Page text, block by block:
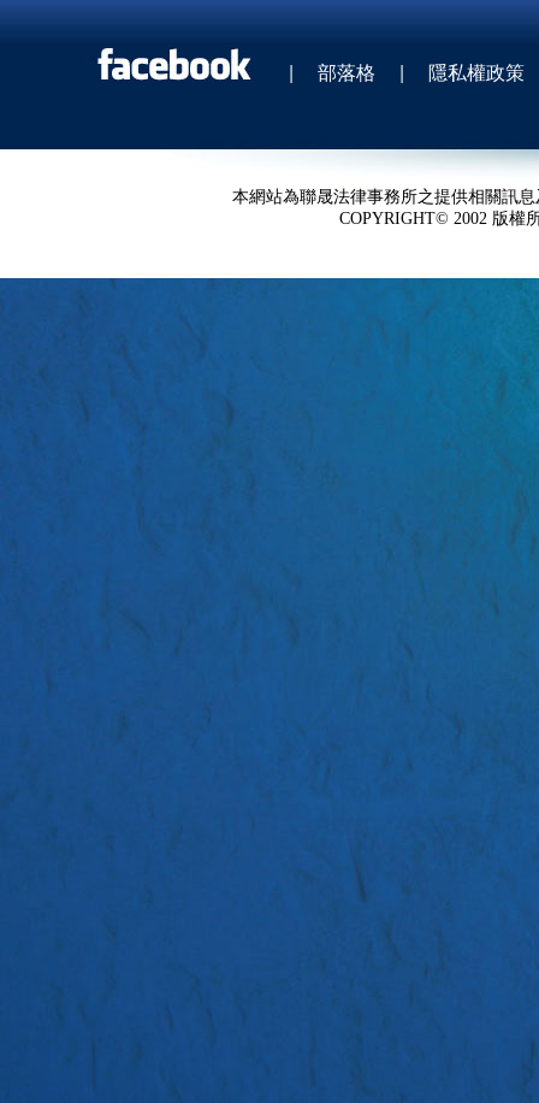
| 部落格 | 隱私權政策
本網站為聯晟法律事務所之提供相關訊
COPYRIGHT© 2002 版權